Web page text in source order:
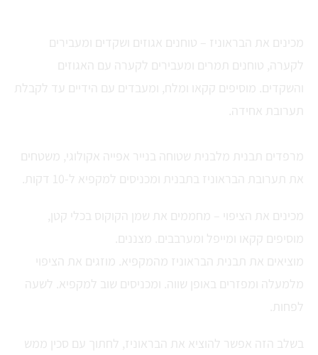
מכינים את הבראוניז – טוחנים אגוזים ושקדים ומעבירים
לקערה, טוחנים תמרים ומעבירים לקערה עם האגוזים
והשקדים. מוסיפים קקאו ומלח, ומעבדים עם הידיים עד לקבלת
תערובת אחידה.
מרפדים תבנית מלבנית שטוחה בנייר אפייה אקולוגי, משטחים
את תערובת הבראוניז בתבנית ומכניסים למקפיא ל-10 דקות.
מכינים את הציפוי – מחממים את שמן הקוקוס בכלי קטן,
מוסיפים קקאו ומייפל ומערבבים. מצננים.
מוציאים את תבנית הבראוניז מהמקפיא. מוזגים את הציפוי
מלמעלה ומפזרים באופן שווה. ומכניסים שוב למקפיא. לשעה
לפחות.
בשלב הזה אפשר להוציא את הבראוניז, לחתוך עם סכין ממש